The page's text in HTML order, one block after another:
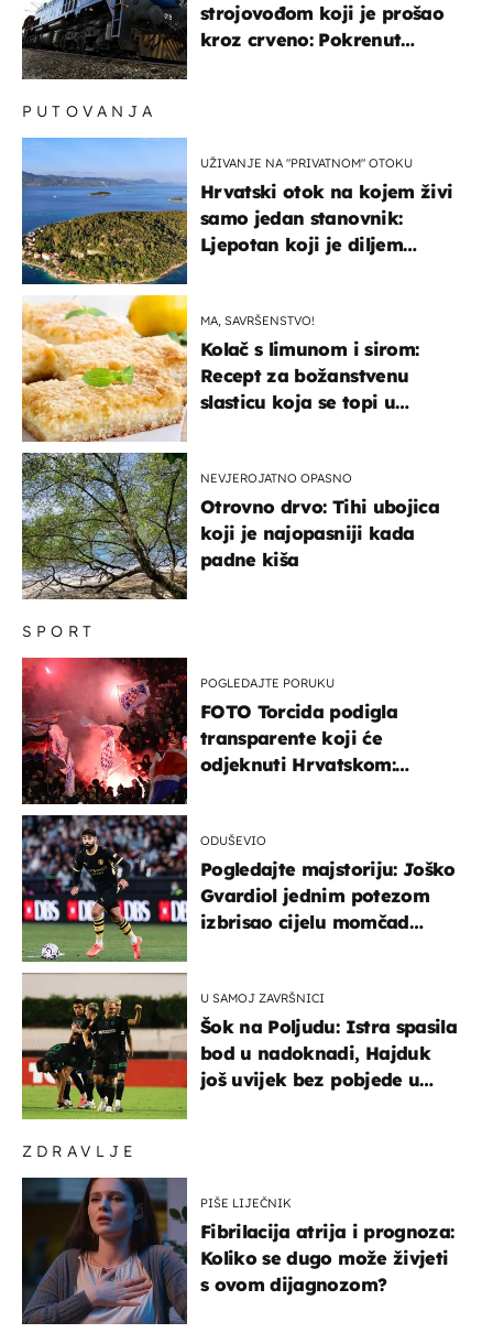
strojovođom koji je prošao
kroz crveno: Pokrenut
ZDRAVLJE
PIŠE LIJEČNIK
Fibrilacija atrija i prognoza:
Koliko se dugo može živjeti
s ovom dijagnozom?
SPORT
POGLEDAJTE PORUKU
FOTO Torcida podigla
transparente koji će
odjeknuti Hrvatskom:
ODUŠEVIO
Pogledajte majstoriju: Joško
Gvardiol jednim potezom
izbrisao cijelu momčad
U SAMOJ ZAVRŠNICI
Šok na Poljudu: Istra spasila
bod u nadoknadi, Hajduk
još uvijek bez pobjede u
PUTOVANJA
UŽIVANJE NA "PRIVATNOM" OTOKU
Hrvatski otok na kojem živi
samo jedan stanovnik:
Ljepotan koji je diljem
MA, SAVRŠENSTVO!
Kolač s limunom i sirom:
Recept za božanstvenu
slasticu koja se topi u
NEVJEROJATNO OPASNO
Otrovno drvo: Tihi ubojica
koji je najopasniji kada
padne kiša